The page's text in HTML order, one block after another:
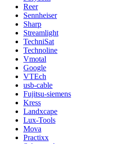
Reer
Sennheiser
Sharp
Streamlight
TechniSat
Technoline
Vmotal
Google
VTEch
usb-cable
Fujitsu-siemens
Kress
Landxcape
Lux-Tools
Mova
Practixx